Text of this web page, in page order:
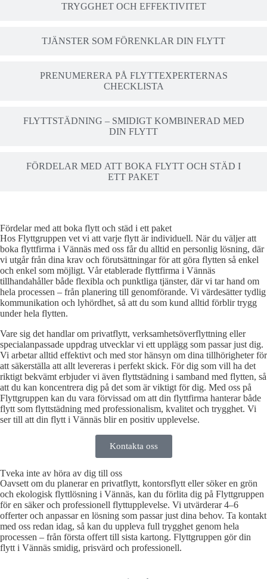
TRYGGHET OCH EFFEKTIVITET
TJÄNSTER SOM FÖRENKLAR DIN FLYTT
PRENUMERERA PÅ FLYTTEXPERTERNAS
CHECKLISTA
FLYTTSTÄDNING – SMIDIGT KOMBINERAD MED
DIN FLYTT
FÖRDELAR MED ATT BOKA FLYTT OCH STÄD I
ETT PAKET
Fördelar med att boka flytt och städ i ett paket
Hos Flyttgruppen vet vi att varje flytt är individuell. När du väljer att
boka flyttfirma i Vännäs med oss får du alltid en personlig lösning, där
vi utgår från dina krav och förutsättningar för att göra flytten så enkel
och enkel som möjligt. Vår etablerade flyttfirma i Vännäs
tillhandahåller både flexibla och punktliga tjänster, där vi tar hand om
hela processen – från planering till genomförande. Vi värdesätter tydlig
kommunikation och lyhördhet, så att du som kund alltid förblir trygg
under hela flytten.
Vare sig det handlar om privatflytt, verksamhetsöverflyttning eller
specialanpassade uppdrag utvecklar vi ett upplägg som passar just dig.
Vi arbetar alltid effektivt och med stor hänsyn om dina tillhörigheter för
att säkerställa att allt levereras i perfekt skick. För dig som vill ha det
riktigt bekvämt erbjuder vi även flyttstädning i samband med flytten, så
att du kan koncentrera dig på det som är viktigt för dig. Med oss på
Flyttgruppen kan du vara förvissad om att din flyttfirma hanterar både
flytt som flyttstädning med professionalism, kvalitet och trygghet. Vi
ser till att din flytt i Vännäs blir en positiv upplevelse.
Kontakta oss
Tveka inte av höra av dig till oss
Oavsett om du planerar en privatflytt, kontorsflytt eller söker en grön
och ekologisk flyttlösning i Vännäs, kan du förlita dig på Flyttgruppen
för en säker och professionell flyttupplevelse. Vi utvärderar 4–6
offerter och anpassar en lösning som passar just dina behov. Ta kontakt
med oss redan idag, så kan du uppleva full trygghet genom hela
processen – från första offert till sista kartong. Flyttgruppen gör din
flytt i Vännäs smidig, prisvärd och professionell.